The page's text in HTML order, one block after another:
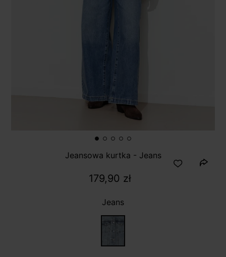
Jeansowa kurtka - Jeans
179,90 zł
Jeans